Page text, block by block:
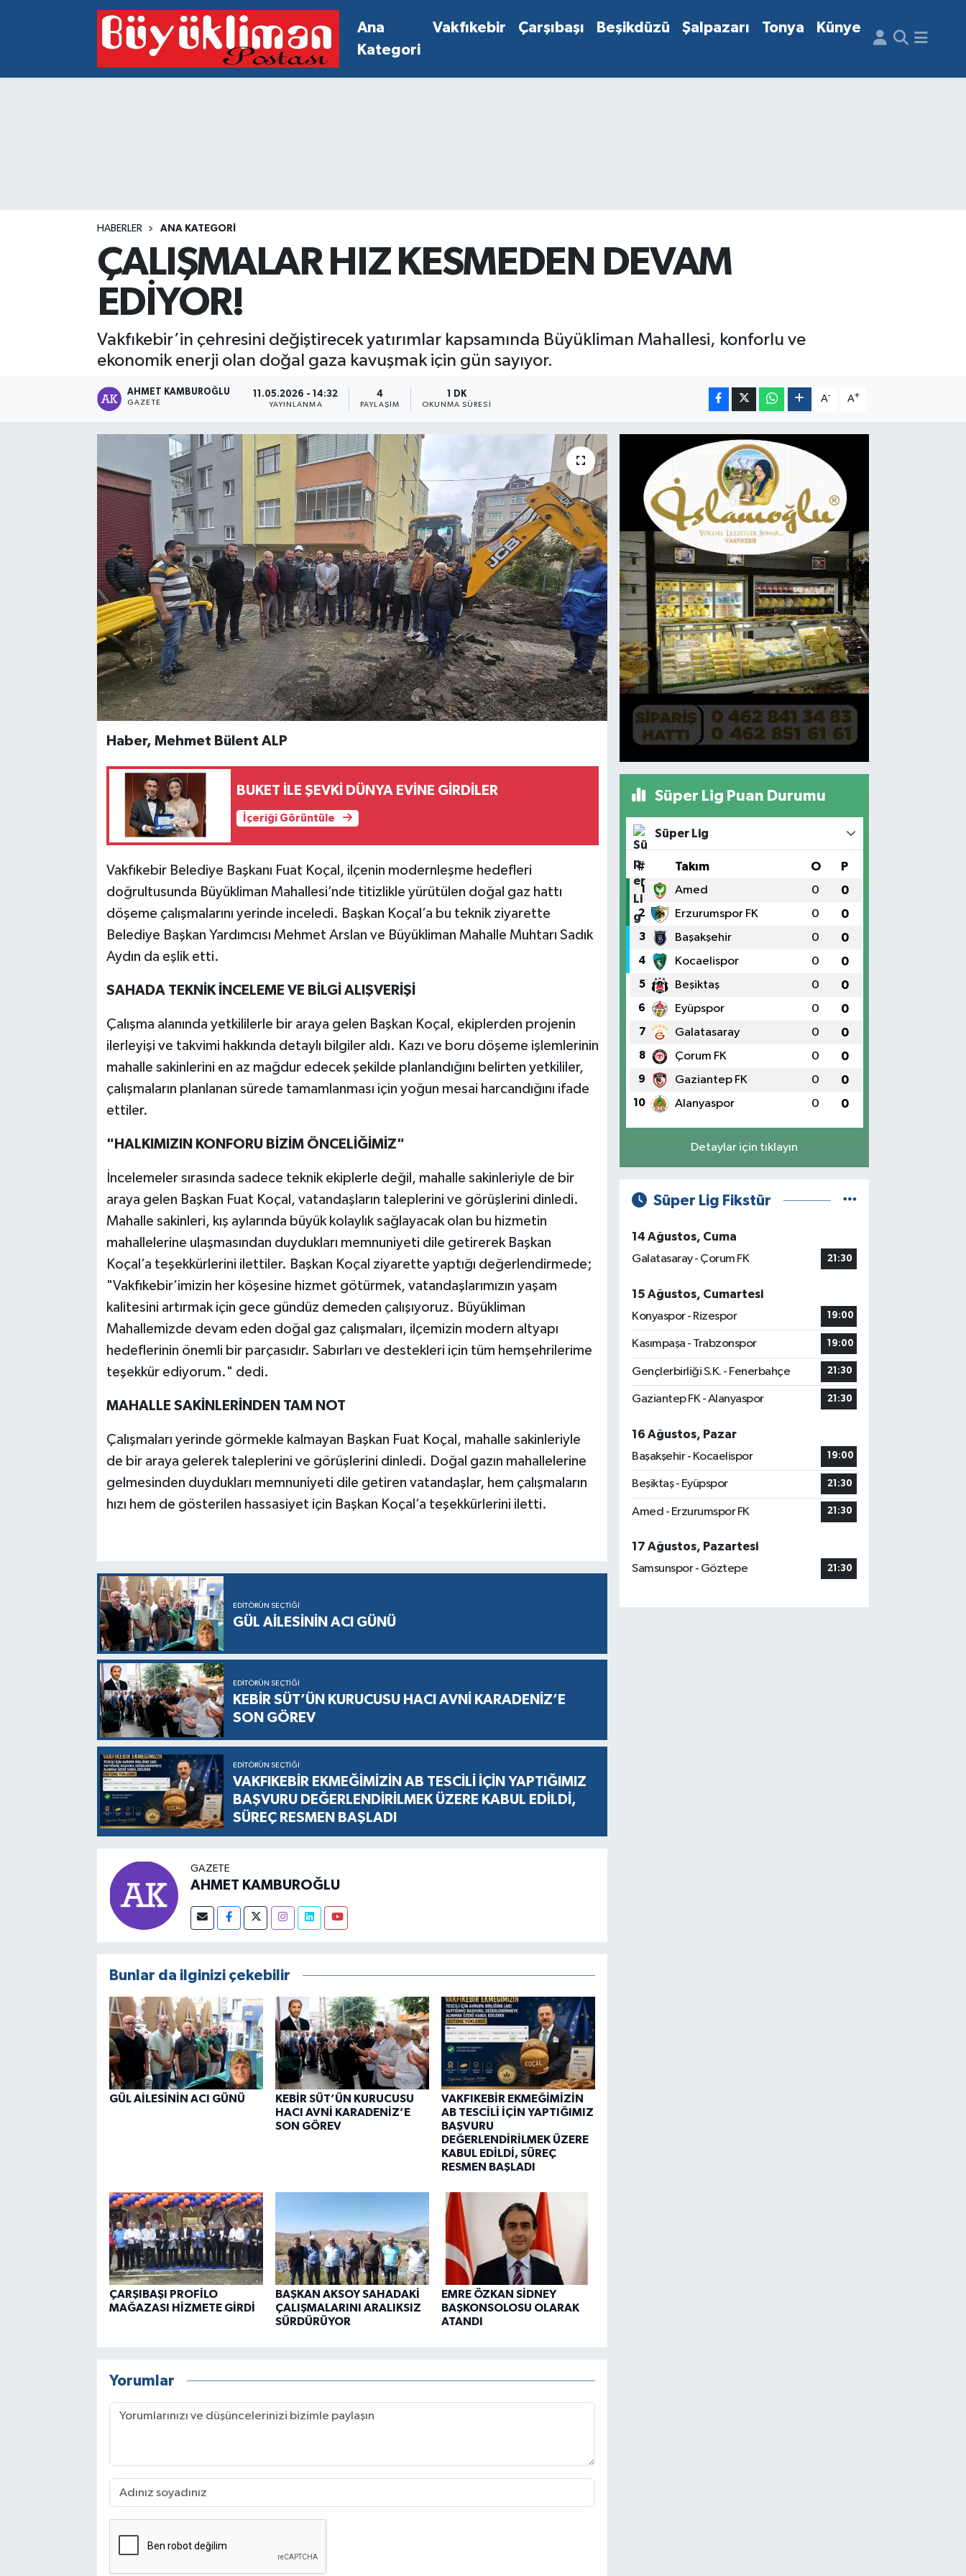
Ana
Kategori
Vakfıkebir Çarşıbaşı Beşikdüzü Şalpazarı Tonya Künye
HABERLER ANA KATEGORI
ÇALIŞMALAR HIZ KESMEDEN DEVAM
EDİYOR!
Vakfıkebir’in çehresini değiştirecek yatırımlar kapsamında Büyükliman Mahallesi, konforlu ve
ekonomik enerji olan doğal gaza kavuşmak için gün sayıyor.
AHMET KAMBUROĞLU
GAZETE
11.05.2026 - 14:32
YAYINLANMA
4
PAYLAŞIM
1 DK
OKUNMA SÜRESI
A- A+
Haber, Mehmet Bülent ALP
BUKET İLE ŞEVKİ DÜNYA EVİNE GİRDİLER
İçeriği Görüntüle
Vakfıkebir Belediye Başkanı Fuat Koçal, ilçenin modernleşme hedefleri
doğrultusunda Büyükliman Mahallesi’nde titizlikle yürütülen doğal gaz hattı
döşeme çalışmalarını yerinde inceledi. Başkan Koçal’a bu teknik ziyarette
Belediye Başkan Yardımcısı Mehmet Arslan ve Büyükliman Mahalle Muhtarı Sadık
Aydın da eşlik etti.
SAHADA TEKNİK İNCELEME VE BİLGİ ALIŞVERİŞİ
Çalışma alanında yetkililerle bir araya gelen Başkan Koçal, ekiplerden projenin
ilerleyişi ve takvimi hakkında detaylı bilgiler aldı. Kazı ve boru döşeme işlemlerinin
mahalle sakinlerini en az mağdur edecek şekilde planlandığını belirten yetkililer,
çalışmaların planlanan sürede tamamlanması için yoğun mesai harcandığını ifade
ettiler.
"HALKIMIZIN KONFORU BİZİM ÖNCELİĞİMİZ"
İncelemeler sırasında sadece teknik ekiplerle değil, mahalle sakinleriyle de bir
araya gelen Başkan Fuat Koçal, vatandaşların taleplerini ve görüşlerini dinledi.
Mahalle sakinleri, kış aylarında büyük kolaylık sağlayacak olan bu hizmetin
mahallelerine ulaşmasından duydukları memnuniyeti dile getirerek Başkan
Koçal’a teşekkürlerini ilettiler. Başkan Koçal ziyarette yaptığı değerlendirmede;
"Vakfıkebir’imizin her köşesine hizmet götürmek, vatandaşlarımızın yaşam
kalitesini artırmak için gece gündüz demeden çalışıyoruz. Büyükliman
Mahallemizde devam eden doğal gaz çalışmaları, ilçemizin modern altyapı
hedeflerinin önemli bir parçasıdır. Sabırları ve destekleri için tüm hemşehrilerime
teşekkür ediyorum." dedi.
MAHALLE SAKİNLERİNDEN TAM NOT
Çalışmaları yerinde görmekle kalmayan Başkan Fuat Koçal, mahalle sakinleriyle
de bir araya gelerek taleplerini ve görüşlerini dinledi. Doğal gazın mahallelerine
gelmesinden duydukları memnuniyeti dile getiren vatandaşlar, hem çalışmaların
hızı hem de gösterilen hassasiyet için Başkan Koçal’a teşekkürlerini iletti.
EDITÖRÜN SEÇTIĞI
GÜL AİLESİNİN ACI GÜNÜ
EDITÖRÜN SEÇTIĞI
KEBİR SÜT’ÜN KURUCUSU HACI AVNİ KARADENİZ’E
SON GÖREV
EDITÖRÜN SEÇTIĞI
VAKFIKEBİR EKMEĞİMİZİN AB TESCİLİ İÇİN YAPTIĞIMIZ
BAŞVURU DEĞERLENDİRİLMEK ÜZERE KABUL EDİLDİ,
SÜREÇ RESMEN BAŞLADI
GAZETE
AHMET KAMBUROĞLU
Bunlar da ilginizi çekebilir
GÜL AİLESİNİN ACI GÜNÜ
KEBİR SÜT’ÜN KURUCUSU
HACI AVNİ KARADENİZ’E
SON GÖREV
VAKFIKEBİR EKMEĞİMİZİN
AB TESCİLİ İÇİN YAPTIĞIMIZ
BAŞVURU
DEĞERLENDİRİLMEK ÜZERE
KABUL EDİLDİ, SÜREÇ
RESMEN BAŞLADI
ÇARŞIBAŞI PROFİLO
MAĞAZASI HİZMETE GİRDİ
BAŞKAN AKSOY SAHADAKİ
ÇALIŞMALARINI ARALIKSIZ
SÜRDÜRÜYOR
EMRE ÖZKAN SİDNEY
BAŞKONSOLOSU OLARAK
ATANDI
Yorumlar
Süper Lig Puan Durumu
Süper Lig
# Takım O P
1 Amed 0 0
2 Erzurumspor FK 0 0
3 Başakşehir 0 0
4 Kocaelispor 0 0
5 Beşiktaş 0 0
6 Eyüpspor 0 0
7 Galatasaray 0 0
8 Çorum FK 0 0
9 Gaziantep FK 0 0
10 Alanyaspor 0 0
Detaylar için tıklayın
Süper Lig Fikstür
14 Ağustos, Cuma
Galatasaray - Çorum FK
21:30
15 Ağustos, Cumartesi
Konyaspor - Rizespor
19:00
Kasımpaşa - Trabzonspor 19:00
Gençlerbirliği S.K. - Fenerbahçe 21:30
Gaziantep FK - Alanyaspor 21:30
16 Ağustos, Pazar
Başakşehir - Kocaelispor
19:00
Beşiktaş - Eyüpspor 21:30
Amed - Erzurumspor FK 21:30
17 Ağustos, Pazartesi
Samsunspor - Göztepe
21:30
Vakfıkebir Hava Durumu